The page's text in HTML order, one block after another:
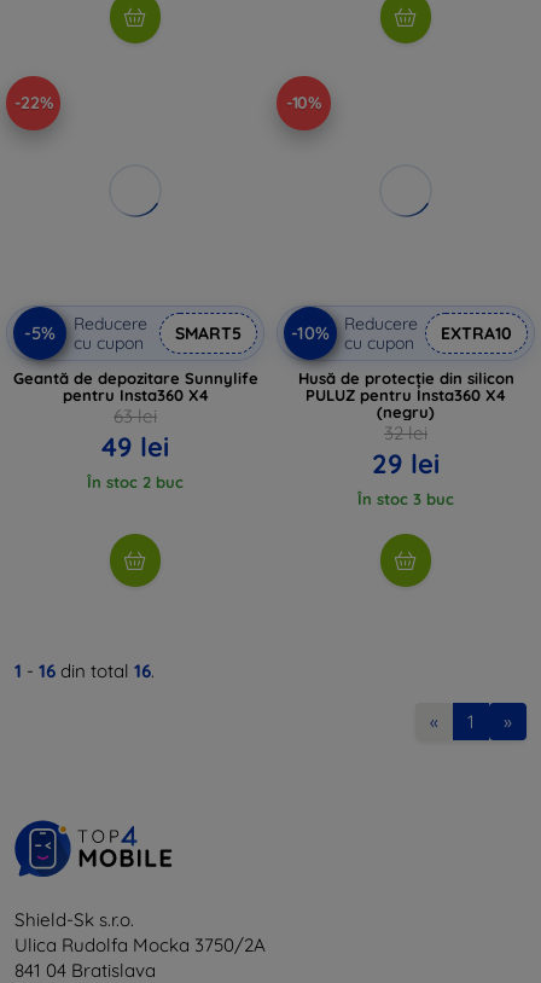
-22%
-5%
Reducere
cu cupon
SMART5
Geantă de depozitare Sunnylife
pentru Insta360 X4
63 lei
49 lei
În stoc 2 buc
-10%
-10%
Reducere
cu cupon
EXTRA10
Husă de protecție din silicon
PULUZ pentru Insta360 X4
(negru)
32 lei
29 lei
În stoc 3 buc
1 - 16 din total 16.
« 1 »
Shield-Sk s.r.o.
Ulica Rudolfa Mocka 3750/2A
841 04 Bratislava